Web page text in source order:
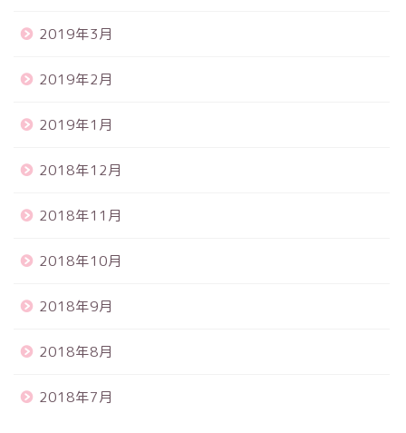
2019年3月
2019年2月
2019年1月
2018年12月
2018年11月
2018年10月
2018年9月
2018年8月
2018年7月